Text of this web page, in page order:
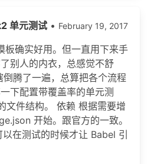
单元测试 • February 19, 2017
确实好用。但一直用下来手
别人的内衣，总感觉不舒
腾了一遍，总算把各个流程
下配置带覆盖率的单元测
文件结构。 依赖 根据需要增
开始。跟官方的一致。
在测试的时候才让 Babel 引